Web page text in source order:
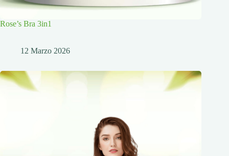
Rose’s Bra 3in1
12 Marzo 2026